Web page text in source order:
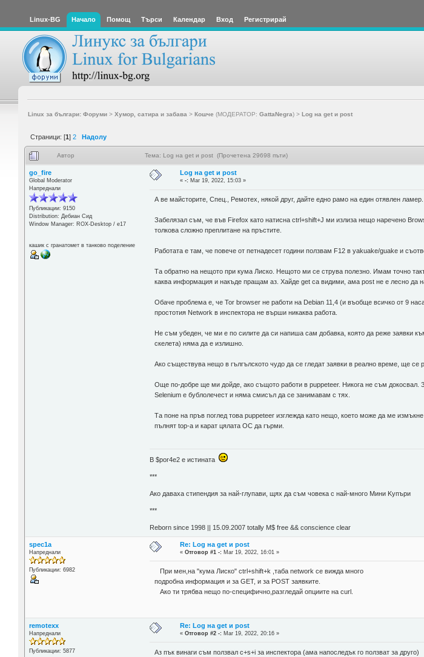
Linux-BG Начало Помощ Търси Календар Вход Регистрирай
Linux за българи: Форуми> Хумор, сатира и забава > Кошче (МОДЕРАТОР: GattaNegra) > Log на get и post
Страници: [1] 2 Надолу
Автор Тема: Log на get и post (Прочетена 29698 пъти)
go_fire
Global Moderator
Напреднали
Публикации: 9150
Distribution: Дебиан Сид
Window Manager: ROX-Desktop / е17
кашик с гранатомет в танково поделение
Log на get и post
«-: Mar 19, 2022, 15:03 »
А ве майсторите, Спец., Ремотех, някой друг, дайте едно рамо на един отявлен ламер.
Забелязал съм, че във Firefox като натисна ctrl+shift+J ми излиза нещо наречено
толкова сложно преплитане на пръстите.
Работата е там, че повече от петнадесет години ползвам F12 в yakuake/guake и
Та обратно на нещото при кума Лиско. Нещото ми се струва полезно. Имам точно
каква информация и накъде пращам аз. Хайде get са видими, ама post не е лесно
Обаче проблема е, че Tor browser не работи на Debian 11,4 (и въобще всичко от 9
простотия Network в инспектора не върши никаква работа.
Не съм убеден, че ми е по силите да си напиша сам добавка, която да реже заявки
скелета) няма да е излишно.
Ако съществува нещо в гългълското чудо да се гледат заявки в реално време, ще се
Още по-добре ще ми дойде, ако същото работи в puppeteer. Никога не съм докосвал.
Selenium е бублолечест и няма смисъл да се занимавам с тях.
Та поне на пръв поглед това puppeteer изглежда като нещо, което може да ме
пълнят top-a и карат цялата ОС да гърми.
В $por4e2 e истината
***
Aко даваха стипендия за най-глупави, щях да съм човека с най-много Mини Kупъри
***
Reborn since 1998 || 15.09.2007 totally М$ free && conscience clear
spec1a
Напреднали
Публикации: 6982
Re: Log на get и post
«Отговор #1 -: Mar 19, 2022, 16:01 »
При мен,на "кума Лиско" ctrl+shift+k ,таба network се вижда много
подробна информация и за GET, и за POST заявките.
Ако ти трябва нещо по-специфично,разгледай опциите на curl.
remotexx
Напреднали
Публикации: 5877
Re: Log на get и post
«Отговор #2 -: Mar 19, 2022, 20:16 »
Аз пък винаги съм ползвал c+s+i за инспектора (ама напоследък го ползват за друго)